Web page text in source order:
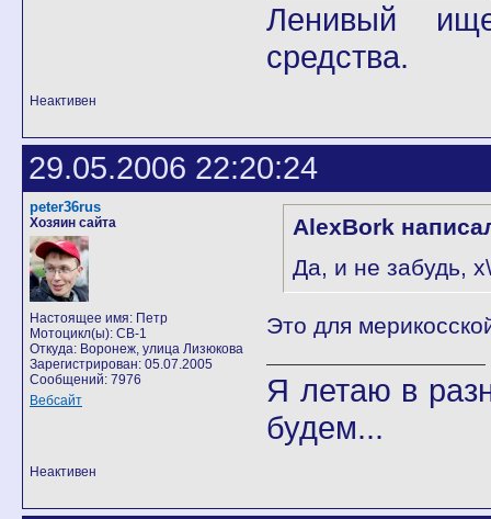
Ленивый
средства.
Неактивен
29.05.2006 22:20:24
peter36rus
Хозяин сайта
Настоящее имя: Петр
Мотоцикл(ы): CB-1
Откуда: Воронеж, улица Лизюкова
Зарегистрирован: 05.07.2005
Сообщений: 7976
Вебсайт
AlexBork
Да, и не забудь,
Это для
Я летаю в
будем...
Неактивен